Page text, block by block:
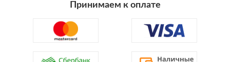
Принимаем к оплате